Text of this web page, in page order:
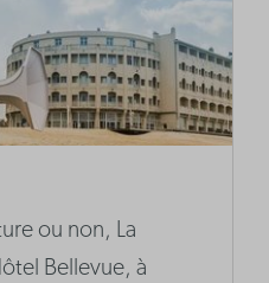
ou non, La
Bellevue, à